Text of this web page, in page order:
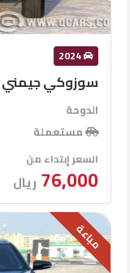
2024
سوزوكي جيمني
الدوحة
مستعملة
السعر إبتداء من
76,000 ريال
مباعة